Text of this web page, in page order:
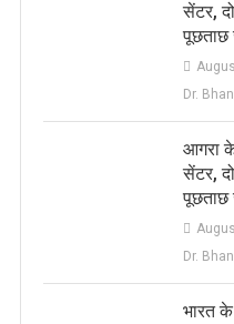
सेंटर,
पूछताछ
Dr.
आगरा
सेंटर,
पूछताछ
Dr.
भारत